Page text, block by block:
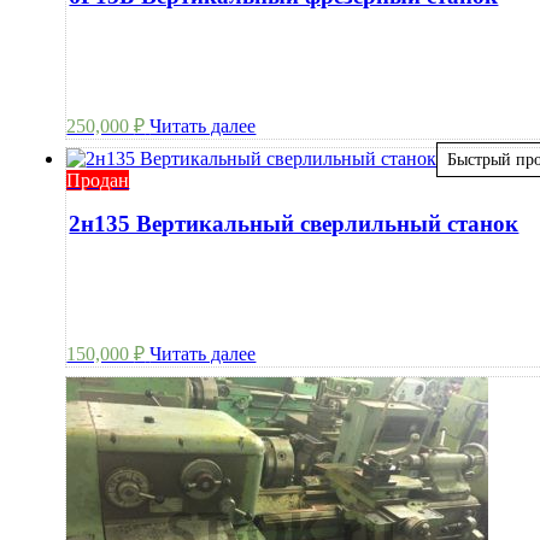
250,000₽ Читать далее
Быстрый
Продан
2н135 Вертикальный сверлильный станок
150,000₽ Читать далее